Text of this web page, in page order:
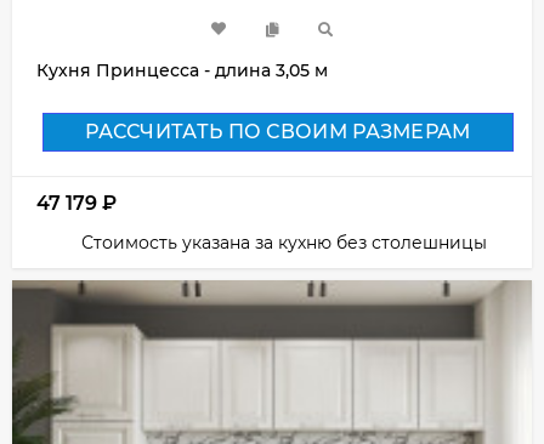
Кухня Принцесса - длина 3,05 м
РАССЧИТАТЬ ПО СВОИМ РАЗМЕРАМ
47 179 ₽
Стоимость указана за кухню без столешницы